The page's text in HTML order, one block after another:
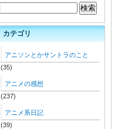
カテゴリ
アニソンとかサントラのこと
(35)
アニメの感想
(237)
アニメ系日記
(39)